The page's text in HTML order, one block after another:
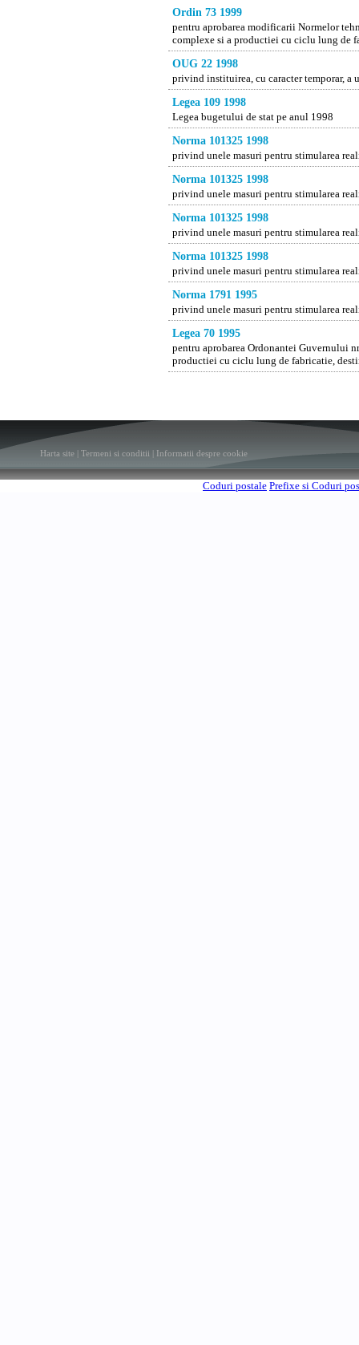
Ordin 73 1999
pentru aprobarea modificarii Normelor
complexe si a productiei cu ciclu lung de
OUG 22 1998
privind instituirea, cu caracter temporar, a
Legea 109 1998
Legea bugetului de stat pe anul 1998
Norma 101325 1998
privind unele masuri pentru stimularea
Norma 101325 1998
privind unele masuri pentru stimularea
Norma 101325 1998
privind unele masuri pentru stimularea
Norma 101325 1998
privind unele masuri pentru stimularea
Norma 1791 1995
privind unele masuri pentru stimularea
Legea 70 1995
pentru aprobarea Ordonantei Guvernului
productiei cu ciclu lung de fabricatie,
Harta site Termeni si conditii Informatii despre cookie
Coduri postale Prefixe si Coduri